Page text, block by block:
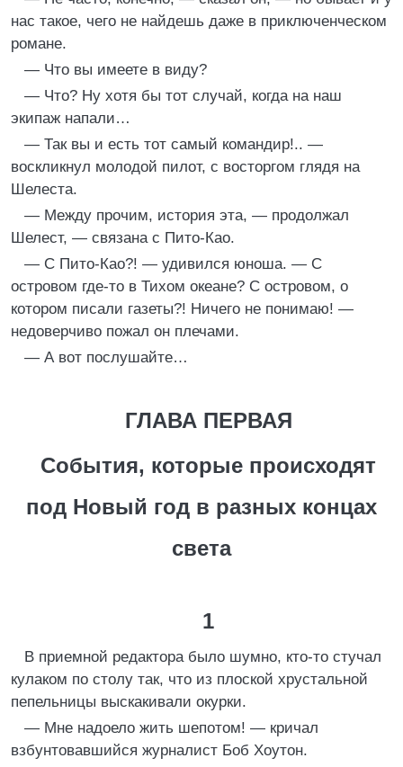
нас такое, чего не найдешь даже в приключенческом
романе.
— Что вы имеете в виду?
— Что? Ну хотя бы тот случай, когда на наш
экипаж напали…
— Так вы и есть тот самый командир!.. —
воскликнул молодой пилот, с восторгом глядя на
Шелеста.
— Между прочим, история эта, — продолжал
Шелест, — связана с Пито-Као.
— С Пито-Као?! — удивился юноша. — С
островом где-то в Тихом океане? С островом, о
котором писали газеты?! Ничего не понимаю! —
недоверчиво пожал он плечами.
— А вот послушайте…
ГЛАВА ПЕРВАЯ
События, которые происходят
под Новый год в разных концах
света
1
В приемной редактора было шумно, кто-то стучал
кулаком по столу так, что из плоской хрустальной
пепельницы выскакивали окурки.
— Мне надоело жить шепотом! — кричал
взбунтовавшийся журналист Боб Хоутон.